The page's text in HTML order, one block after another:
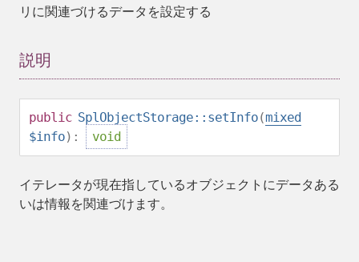
リに関連づけるデータを設定する
説明
public SplObjectStorage::setInfo(mixed
$info): void
イテレータが現在指しているオブジェクトにデータある
いは情報を関連づけます。